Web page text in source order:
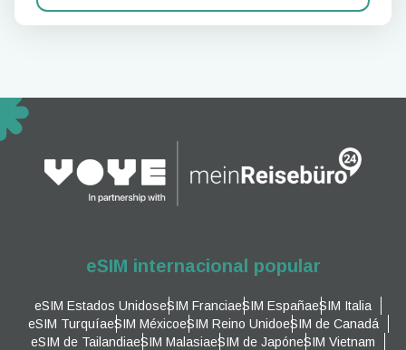
eSIM internacional popular
eSIM Estados UnidoseSIM FranciaeSIM EspañaeSIM Italia
eSIM TurquíaeSIM MéxicoeSIM Reino UnidoeSIM de Canadá
eSIM de TailandiaeSIM MalasiaeSIM de JapóneSIM Vietnam